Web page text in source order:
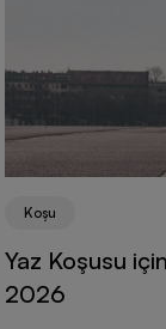
Koşu
Yaz Koşusu
2026